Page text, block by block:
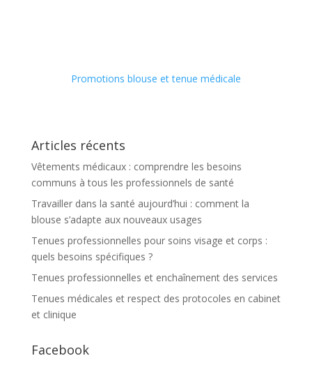
Promotions blouse et tenue médicale
Articles récents
Vêtements médicaux : comprendre les besoins
communs à tous les professionnels de santé
Travailler dans la santé aujourd’hui : comment la
blouse s’adapte aux nouveaux usages
Tenues professionnelles pour soins visage et corps :
quels besoins spécifiques ?
Tenues professionnelles et enchaînement des services
Tenues médicales et respect des protocoles en cabinet
et clinique
Facebook